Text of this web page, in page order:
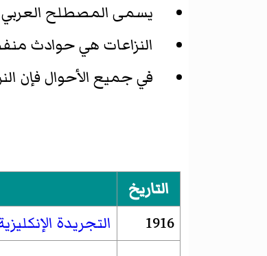
يسمى المصطلح العربي
النزاعات هي حوادث منفصلة
في جميع الأحوال فإن
التاريخ
1916
التجريدة